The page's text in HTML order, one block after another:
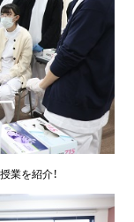
業を紹介！